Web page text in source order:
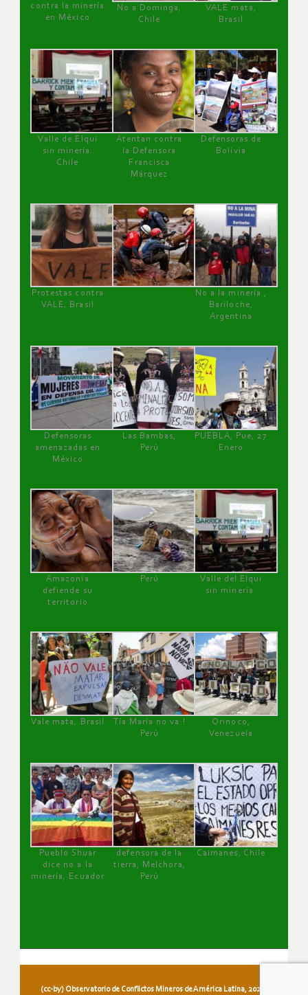
contra la minería
en México
No a Dominga,
Chile
VALE mata,
Brasil
Valle de Elqui
sin minería.
Chile
Atentan contra
la Defensora
Francisca
Márquez
Defensoras de
Bolivia
Protestas contra
VALE, Brasil
No a la minería ,
Bariloche,
Argentina
Defensoras
amenazadas en
México
Las Bambas,
Perú
PUEBLA, Pue, 27
Enero
Amazonía
defiende su
territorio
Perú
Valle del Elqui
sin minería.
Vale mata, Brasil
Tía María no va !
Perú
Orinoco,
Venezuela
Pueblo Shuar
dice no a la
minería, Ecuador
defensora de la
tierra, Melchora,
Perú
Caimanes, Chile
(cc-by) Observatorio de Conflictos Mineros de América Latina, 2026